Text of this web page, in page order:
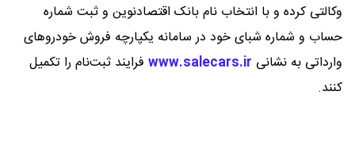
وکالتی کرده و با انتخاب نام بانک اقتصادنوین و ثبت شماره
حساب و شماره شبای خود در سامانه یکپارچه فروش خودروهای
وارداتی به نشانی www.salecars.ir فرایند ثبت‌نام را تکمیل
کنند.